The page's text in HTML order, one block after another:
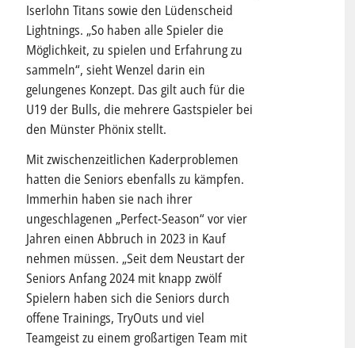
Iserlohn Titans sowie den Lüdenscheid
Lightnings. „So haben alle Spieler die
Möglichkeit, zu spielen und Erfahrung zu
sammeln“, sieht Wenzel darin ein
gelungenes Konzept. Das gilt auch für die
U19 der Bulls, die mehrere Gastspieler bei
den Münster Phönix stellt.
Mit zwischenzeitlichen Kaderproblemen
hatten die Seniors ebenfalls zu kämpfen.
Immerhin haben sie nach ihrer
ungeschlagenen „Perfect-Season“ vor vier
Jahren einen Abbruch in 2023 in Kauf
nehmen müssen. „Seit dem Neustart der
Seniors Anfang 2024 mit knapp zwölf
Spielern haben sich die Seniors durch
offene Trainings, TryOuts und viel
Teamgeist zu einem großartigen Team mit